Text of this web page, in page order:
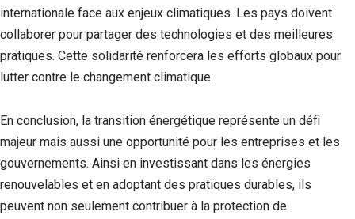
internationale face aux enjeux climatiques. Les pays doivent
collaborer pour partager des technologies et des meilleures
pratiques. Cette solidarité renforcera les efforts globaux pour
lutter contre le changement climatique.
En conclusion, la transition énergétique représente un défi
majeur mais aussi une opportunité pour les entreprises et les
gouvernements. Ainsi en investissant dans les énergies
renouvelables et en adoptant des pratiques durables, ils
peuvent non seulement contribuer à la protection de